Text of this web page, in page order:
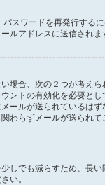
スワードを再発行する
ルアドレスに送信されま
合、次の２つが考え
トの有効化を必要と
ルが送られているは
らずメールが送られて
でも減らすため、長
い。